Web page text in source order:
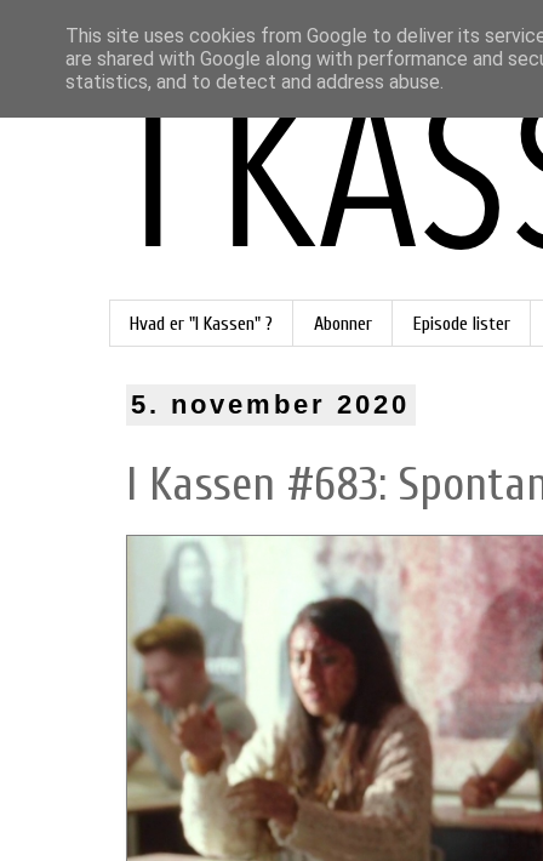
Hvad er "I Kassen" ? Abonner Episode lister
5. november 2020
I Kassen #683:
This site uses cookies from Google to deliver its
are shared with Google along with performance and
statistics, and to detect and address abuse.